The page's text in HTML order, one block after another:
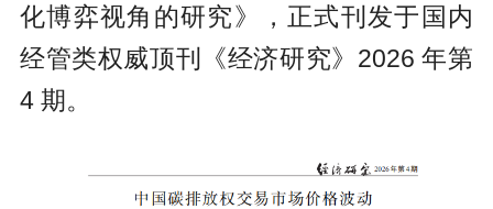
化博弈视角的研究》，正式刊发于国内
经管类权威顶刊《经济研究》2026 年第
4 期。